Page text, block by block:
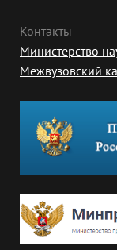
Контакты
Министерство
Межвузовский